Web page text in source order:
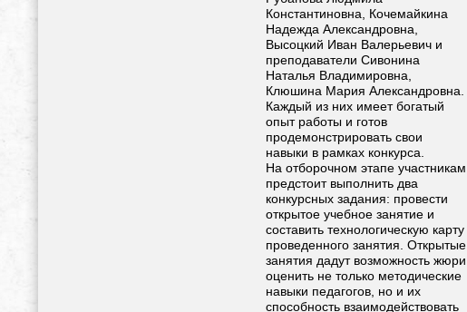
Константиновна, Кочемайкина
Надежда Александровна,
Высоцкий Иван Валерьевич и
преподаватели Сивонина
Наталья Владимировна,
Клюшина Мария Александровна.
Каждый из них имеет богатый
опыт работы и готов
продемонстрировать свои
навыки в рамках конкурса.
На отборочном этапе участникам
предстоит выполнить два
конкурсных задания: провести
открытое учебное занятие и
составить технологическую карту
проведенного занятия. Открытые
занятия дадут возможность жюри
оценить не только методические
навыки педагогов, но и их
способность взаимодействовать